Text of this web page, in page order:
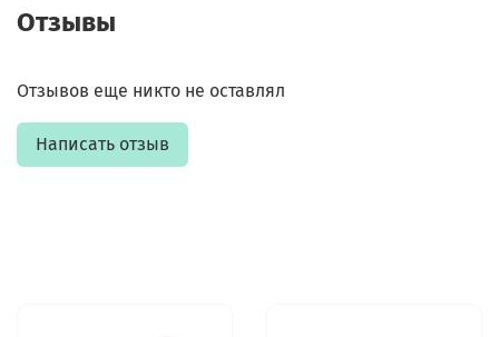
Отзывы
Отзывов еще никто не оставлял
Написать отзыв